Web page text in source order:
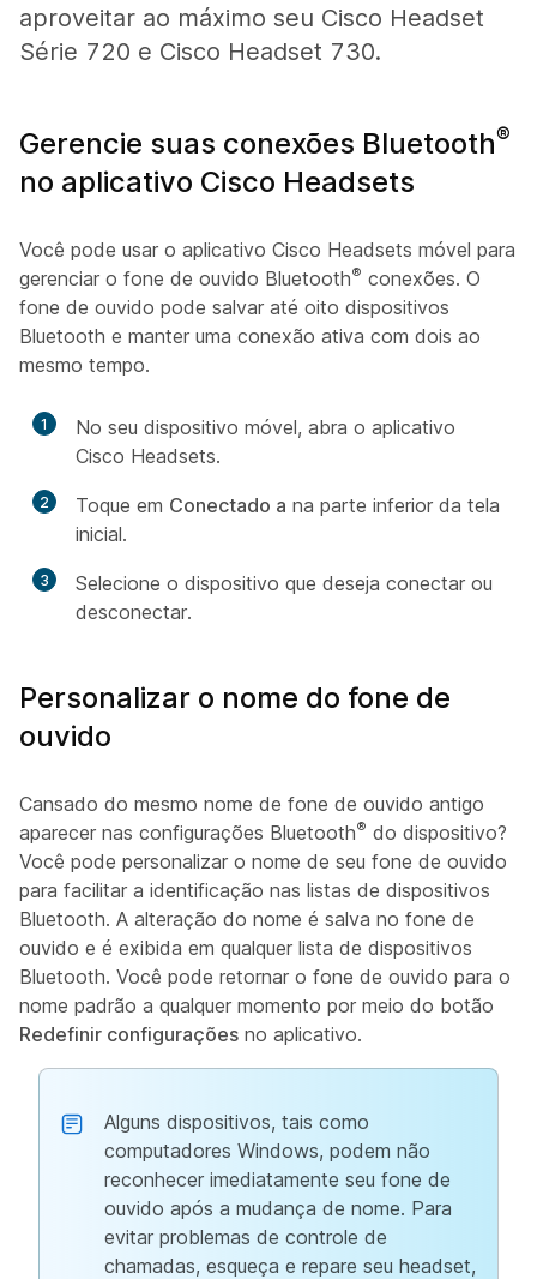
aproveitar ao máximo seu Cisco Headset
Série 720 e Cisco Headset 730.
Gerencie suas conexões Bluetooth®
no aplicativo Cisco Headsets
Você pode usar o aplicativo Cisco Headsets móvel para
gerenciar o fone de ouvido Bluetooth® conexões. O
fone de ouvido pode salvar até oito dispositivos
Bluetooth e manter uma conexão ativa com dois ao
mesmo tempo.
1
No seu dispositivo móvel, abra o aplicativo
Cisco Headsets.
2 Toque em Conectado a na parte inferior da tela
inicial.
3
Selecione o dispositivo que deseja conectar ou
desconectar.
Personalizar o nome do fone de
ouvido
Cansado do mesmo nome de fone de ouvido antigo
aparecer nas configurações Bluetooth® do dispositivo?
Você pode personalizar o nome de seu fone de ouvido
para facilitar a identificação nas listas de dispositivos
Bluetooth. A alteração do nome é salva no fone de
ouvido e é exibida em qualquer lista de dispositivos
Bluetooth. Você pode retornar o fone de ouvido para o
nome padrão a qualquer momento por meio do botão
Redefinir configurações no aplicativo.
Alguns dispositivos, tais como
computadores Windows, podem não
reconhecer imediatamente seu fone de
ouvido após a mudança de nome. Para
evitar problemas de controle de
chamadas, esqueça e repare seu headset,